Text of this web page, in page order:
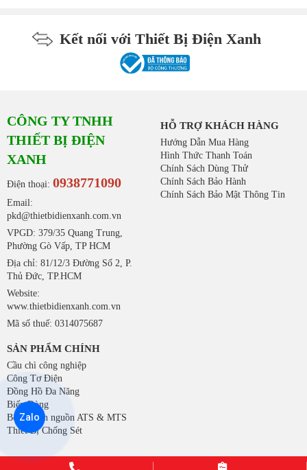
Kết nối với Thiết Bị Điện Xanh
CÔNG TY TNHH
THIẾT BỊ ĐIỆN
XANH
Điện thoại: 0938771090
Email:
pkd@thietbidienxanh.com.vn
VPGD: 379/35 Quang Trung,
Phường Gò Vấp, TP HCM
Địa chỉ: 81/12/3 Đường Số 2, P.
Thủ Đức, TP.HCM
Website:
www.thietbidienxanh.com.vn
Mã số thuế: 0314075687
HỖ TRỢ KHÁCH HÀNG
Hướng Dẫn Mua Hàng
Hình Thức Thanh Toán
Chính Sách Dùng Thử
Chính Sách Bảo Hành
Chính Sách Bảo Mật Thông Tin
SẢN PHẨM CHÍNH
Cầu chì công nghiệp
Công Tơ Điện
Đồng Hồ Đa Năng
Biến Dòng
Bộ chuyển nguồn ATS & MTS
Thiết Bị Chống Sét
Zalo